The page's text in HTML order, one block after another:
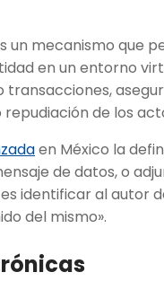
un mecanismo que
en un entorno
de los
en México la
de datos, o
identificar al autor
del mismo».